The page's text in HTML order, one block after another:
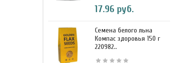
17.96 руб.
Семена белого льна
Компас здоровья 150 г
220982..